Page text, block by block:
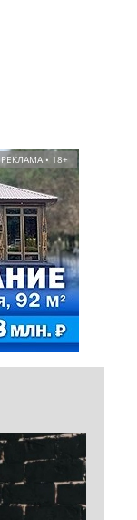
РЕКЛАМА • 18+